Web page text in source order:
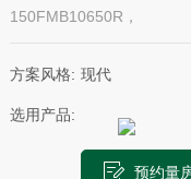
150FMB10650R，
方案风格: 现代
选用产品:
预约量